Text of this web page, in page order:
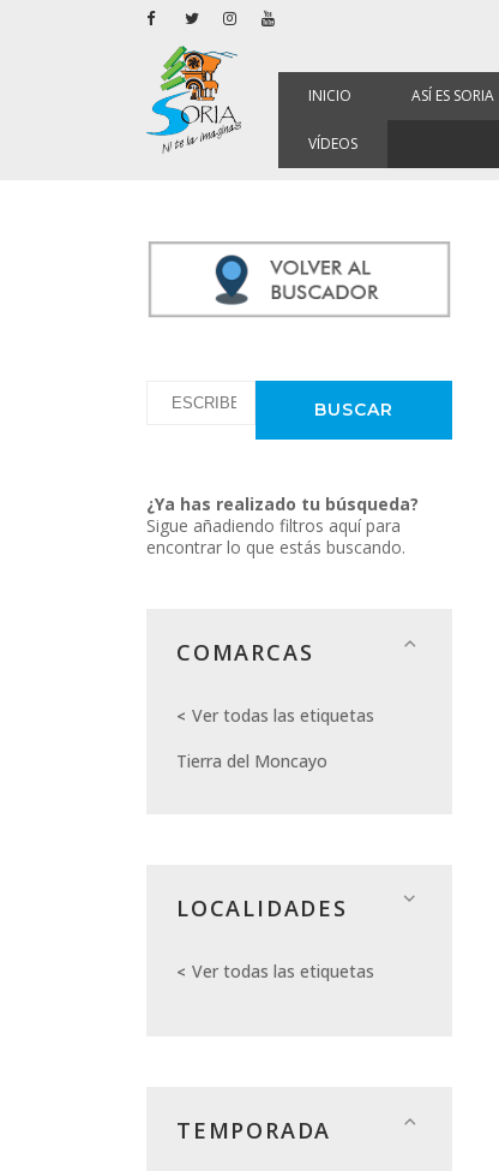
INICIO ASÍ ES SORIA
VÍDEOS
¿Ya has realizado tu búsqueda?
Sigue añadiendo filtros aquí para
encontrar lo que estás buscando.
COMARCAS
Ver todas las etiquetas
Tierra del Moncayo
LOCALIDADES
Ver todas las etiquetas
TEMPORADA